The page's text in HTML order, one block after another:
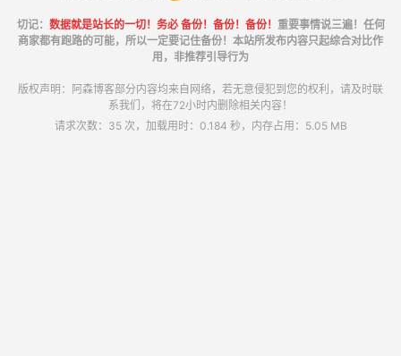
切记： 数据就是站长的一切！务必 备份！备份！备份！ 重要事情说三遍！任何
商家都有跑路的可能，所以一定要记住备份！本站所发布内容只起综合对比作
用，非推荐引导行为
版权声明：阿森博客部分内容均来自网络，若无意侵犯到您的权利，请及时联
系我们，将在72小时内删除相关内容！
请求次数：35 次，加载用时：0.184 秒，内存占用：5.05 MB